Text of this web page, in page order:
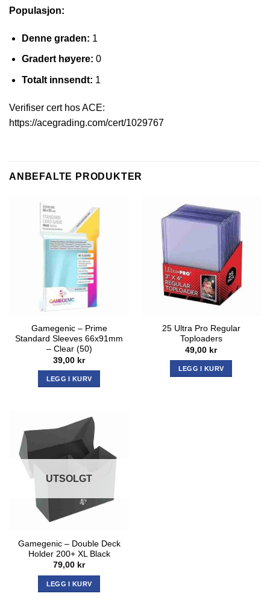
Populasjon:
Denne graden: 1
Gradert høyere: 0
Totalt innsendt: 1
Verifiser cert hos ACE:
https://acegrading.com/cert/1029767
ANBEFALTE PRODUKTER
Gamegenic – Prime
Standard Sleeves 66x91mm
– Clear (50)
39,00 kr
LEGG I KURV
25 Ultra Pro Regular
Toploaders
49,00 kr
LEGG I KURV
UTSOLGT
Gamegenic – Double Deck
Holder 200+ XL Black
79,00 kr
LEGG I KURV